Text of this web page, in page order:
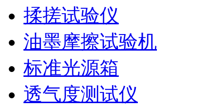
揉搓试验仪
油墨摩擦试验机
标准光源箱
透气度测试仪